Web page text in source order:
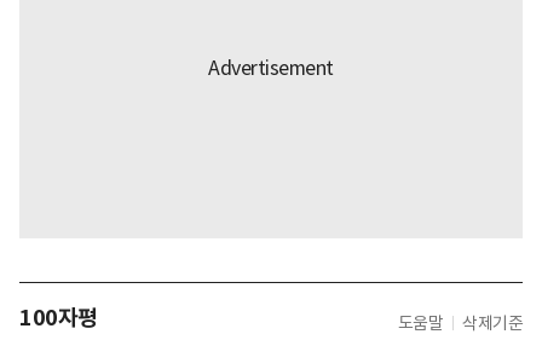
100자평 도움말 삭제기준